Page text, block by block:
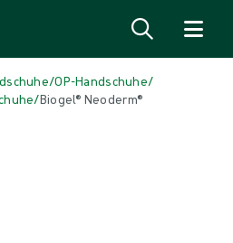
/OP-Handschuhe/
/Biogel® Neoderm®